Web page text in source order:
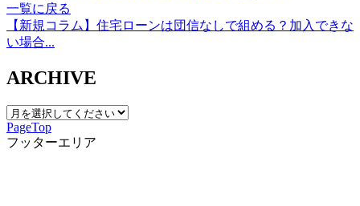
一覧に戻る
【新規コラム】住宅ローンは団信なしで組める？加入できな
い場合...
ARCHIVE
PageTop
フッターエリア